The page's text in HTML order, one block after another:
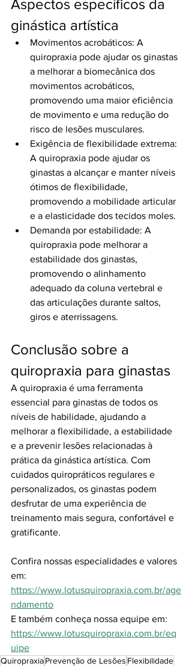
Aspectos específicos da
ginástica artística
Movimentos acrobáticos: A
quiropraxia pode ajudar os ginastas
a melhorar a biomecânica dos
movimentos acrobáticos,
promovendo uma maior eficiência
de movimento e uma redução do
risco de lesões musculares.
Exigência de flexibilidade extrema:
A quiropraxia pode ajudar os
ginastas a alcançar e manter níveis
ótimos de flexibilidade,
promovendo a mobilidade articular
e a elasticidade dos tecidos moles.
Demanda por estabilidade: A
quiropraxia pode melhorar a
estabilidade dos ginastas,
promovendo o alinhamento
adequado da coluna vertebral e
das articulações durante saltos,
giros e aterrissagens.
Conclusão sobre a
quiropraxia para ginastas
A quiropraxia é uma ferramenta
essencial para ginastas de todos os
níveis de habilidade, ajudando a
melhorar a flexibilidade, a estabilidade
e a prevenir lesões relacionadas à
prática da ginástica artística. Com
cuidados quiropráticos regulares e
personalizados, os ginastas podem
desfrutar de uma experiência de
treinamento mais segura, confortável e
gratificante.
Confira nossas especialidades e valores
em:
https://www.lotusquiropraxia.com.br/age
ndamento
E também conheça nossa equipe em:
https://www.lotusquiropraxia.com.br/eq
uipe
QuiropraxiaPrevenção de Lesões Flexibilidade